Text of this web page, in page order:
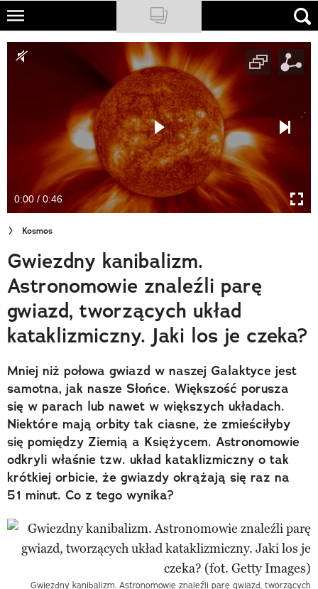
Skip
main
NATIONAL GEOGRAPHIC
Newsletter
Cuda Polski
Wielki Konkurs Fotograficzny
Trendbook Podróżniczy
Polecane
0:00 / 0:46
Kosmos
Gwiezdny kanibalizm.
Astronomowie znaleźli parę
gwiazd, tworzących układ
kataklizmiczny. Jaki los je czeka?
Mniej niż połowa gwiazd w naszej Galaktyce jest
samotna, jak nasze Słońce. Większość porusza
się w parach lub nawet w większych układach.
Niektóre mają orbity tak ciasne, że zmieściłyby
się pomiędzy Ziemią a Księżycem. Astronomowie
odkryli właśnie tzw. układ kataklizmiczny o tak
krótkiej orbicie, że gwiazdy okrążają się raz na
51 minut. Co z tego wynika?
Gwiezdny kanibalizm. Astronomowie znaleźli parę gwiazd, tworzących